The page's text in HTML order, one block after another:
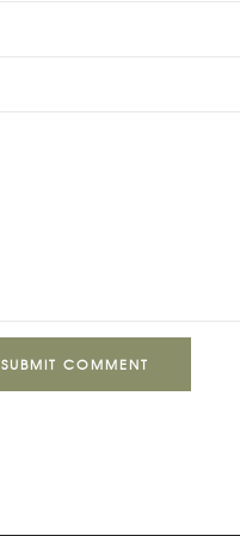
SUBMIT COMMENT